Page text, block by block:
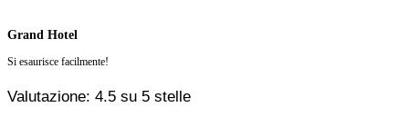
Grand Hotel
Si esaurisce facilmente!
Valutazione: 4.5 su 5 stelle